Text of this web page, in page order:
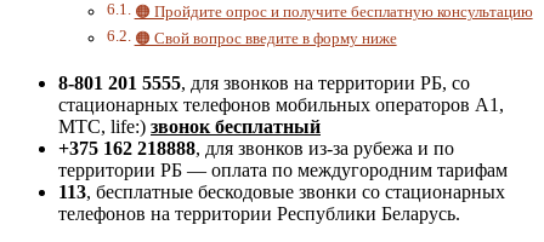
🟠 Пройдите опрос и получите бесплатную консультацию
🟠 Свой вопрос введите в форму ниже
8-801 201 5555, для звонков на территории РБ, со
стационарных телефонов мобильных операторов A1,
MTC, life:) звонок бесплатный
+375 162 218888, для звонков из-за рубежа и по
территории РБ — оплата по междугородним тарифам
113, бесплатные бескодовые звонки со стационарных
телефонов на территории Республики Беларусь.